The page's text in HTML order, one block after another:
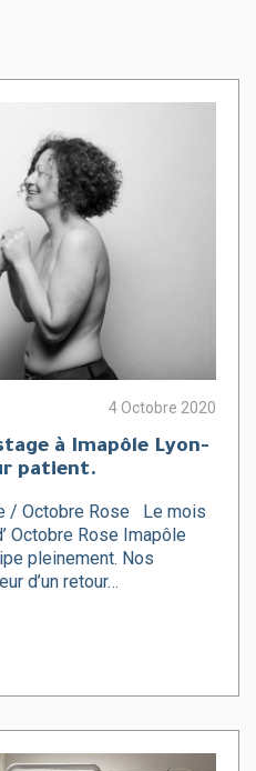
4 Octobre 2020
à Imapôle Lyon-
patient.
/ Octobre Rose Le mois
Octobre Rose Imapôle
pleinement. Nos
d’un retour…